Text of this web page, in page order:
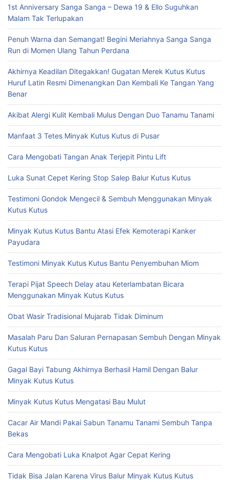
1st Anniversary Sanga Sanga – Dewa 19 & Ello Suguhkan
Malam Tak Terlupakan
Penuh Warna dan Semangat! Begini Meriahnya Sanga Sanga
Run di Momen Ulang Tahun Perdana
Akhirnya Keadilan Ditegakkan! Gugatan Merek Kutus Kutus
Huruf Latin Resmi Dimenangkan Dan Kembali Ke Tangan Yang
Benar
Akibat Alergi Kulit Kembali Mulus Dengan Duo Tanamu Tanami
Manfaat 3 Tetes Minyak Kutus Kutus di Pusar
Cara Mengobati Tangan Anak Terjepit Pintu Lift
Luka Sunat Cepet Kering Stop Salep Balur Kutus Kutus
Testimoni Gondok Mengecil & Sembuh Menggunakan Minyak
Kutus Kutus
Minyak Kutus Kutus Bantu Atasi Efek Kemoterapi Kanker
Payudara
Testimoni Minyak Kutus Kutus Bantu Penyembuhan Miom
Terapi Pijat Speech Delay atau Keterlambatan Bicara
Menggunakan Minyak Kutus Kutus
Obat Wasir Tradisional Mujarab Tidak Diminum
Masalah Paru Dan Saluran Pernapasan Sembuh Dengan Minyak
Kutus Kutus
Gagal Bayi Tabung Akhirnya Berhasil Hamil Dengan Balur
Minyak Kutus Kutus
Minyak Kutus Kutus Mengatasi Bau Mulut
Cacar Air Mandi Pakai Sabun Tanamu Tanami Sembuh Tanpa
Bekas
Cara Mengobati Luka Knalpot Agar Cepat Kering
Tidak Bisa Jalan Karena Virus Balur Minyak Kutus Kutus